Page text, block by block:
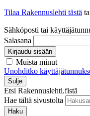
Tilaa Rakennuslehti tästä
Sähköposti tai
Salasana
Kirjaudu sisään
Muista minut
Unohditko
Sulje
Etsi Rakennuslehti.fistä
Hae tältä sivustolta
Haku